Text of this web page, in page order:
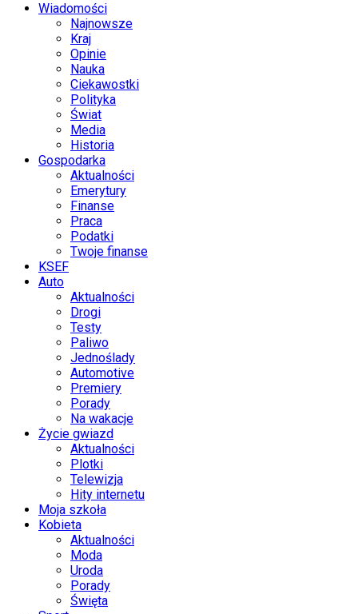
Wiadomości
Najnowsze
Kraj
Opinie
Nauka
Ciekawostki
Polityka
Świat
Media
Historia
Gospodarka
Aktualności
Emerytury
Finanse
Praca
Podatki
Twoje finanse
KSEF
Auto
Aktualności
Drogi
Testy
Paliwo
Jednoślady
Automotive
Premiery
Porady
Na wakacje
Życie gwiazd
Aktualności
Plotki
Telewizja
Hity internetu
Moja szkoła
Kobieta
Aktualności
Moda
Uroda
Porady
Święta